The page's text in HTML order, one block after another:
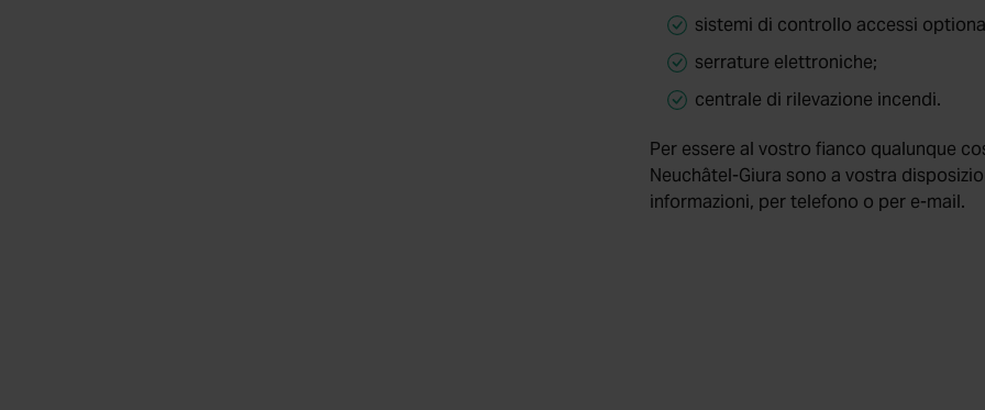
sistemi di controllo accessi
serrature elettroniche;
centrale di rilevazione incendi.
Per essere al vostro fianco qualunque
Neuchâtel-Giura sono a vostra
informazioni, per telefono o per e-mail.